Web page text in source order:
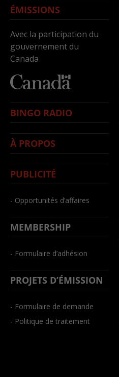
ÉMISSIONS
Avec la participation du
gouvernement du
Canada
BINGO RADIO
À PROPOS
PUBLICITÉ
- Opportunités d’affaires
MEMBERSHIP
- Formulaire d’adhésion
PROJETS D’ÉMISSION
- Formulaire de demande
- Politique de traitement